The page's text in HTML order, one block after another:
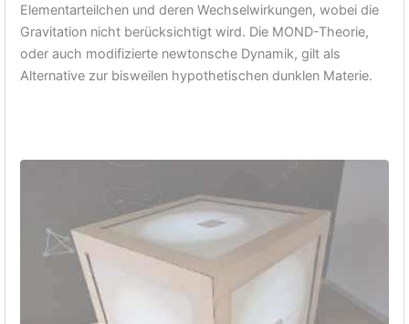
Elementarteilchen und deren Wechselwirkungen, wobei die
Gravitation nicht berücksichtigt wird. Die MOND-Theorie,
oder auch modifizierte newtonsche Dynamik, gilt als
Alternative zur bisweilen hypothetischen dunklen Materie.